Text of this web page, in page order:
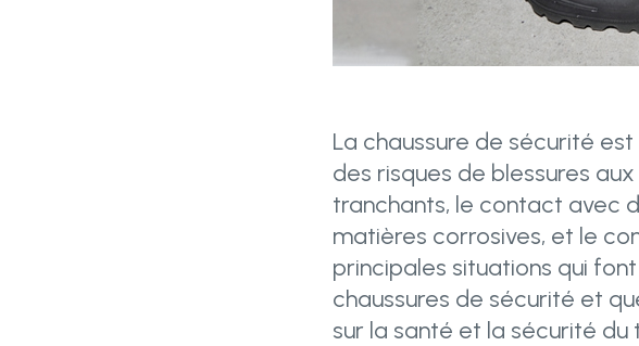
La chaussure de sécurité
des risques de blessures
tranchants, le contact avec
matières corrosives, et le
principales situations qui
chaussures de sécurité et
sur la santé et la sécurité du